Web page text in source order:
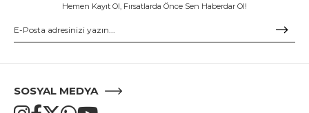
Hemen Kayıt Ol, Fırsatlarda Önce Sen Haberdar Ol!
SOSYAL MEDYA